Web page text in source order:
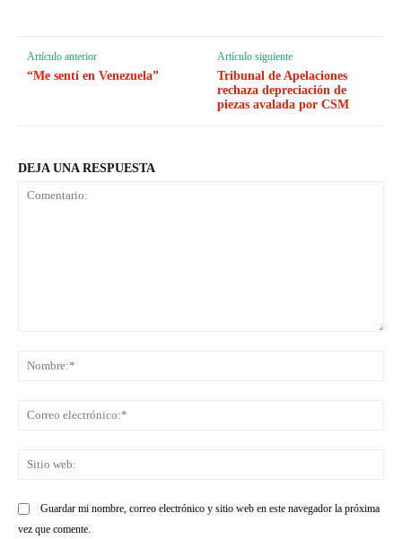
Artículo anterior
“Me sentí en Venezuela”
Artículo siguiente
Tribunal de Apelaciones
rechaza depreciación de
piezas avalada por CSM
DEJA UNA RESPUESTA
Guardar mi nombre, correo electrónico y sitio web en este navegador la próxima
vez que comente.